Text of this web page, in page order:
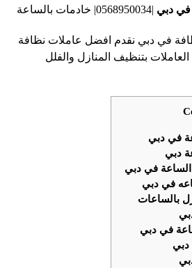
في دبي |0568950034| خادمات بالساعة
في دبي نقدم افضل عاملات نظافة
بتنظيف المنازل والفلل
في دبي
دبي
الساعة في دبي
في دبي
بالساعات
في دبي